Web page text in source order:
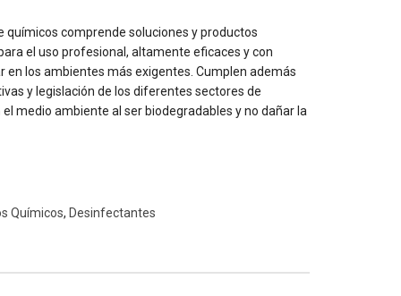
químicos comprende soluciones y productos
el uso profesional, altamente eficaces y con
en los ambientes más exigentes. Cumplen además
y legislación de los diferentes sectores de
medio ambiente al ser biodegradables y no dañar la
Químicos, Desinfectantes